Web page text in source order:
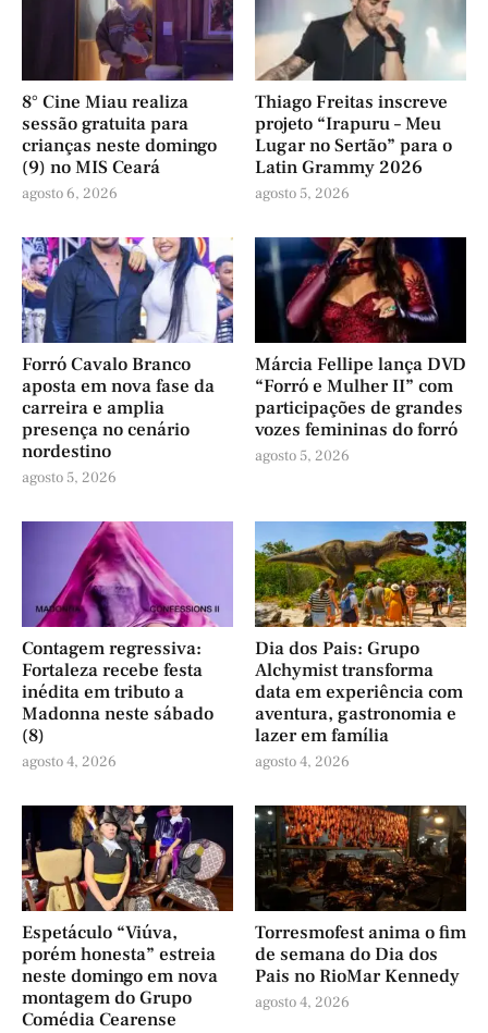
8° Cine Miau realiza
sessão gratuita para
crianças neste domingo
(9) no MIS Ceará
agosto 6, 2026
Thiago Freitas inscreve
projeto “Irapuru – Meu
Lugar no Sertão” para o
Latin Grammy 2026
agosto 5, 2026
Forró Cavalo Branco
aposta em nova fase da
carreira e amplia
presença no cenário
nordestino
agosto 5, 2026
Márcia Fellipe lança DVD
“Forró e Mulher II” com
participações de grandes
vozes femininas do forró
agosto 5, 2026
Contagem regressiva:
Fortaleza recebe festa
inédita em tributo a
Madonna neste sábado
(8)
agosto 4, 2026
Dia dos Pais: Grupo
Alchymist transforma
data em experiência com
aventura, gastronomia e
lazer em família
agosto 4, 2026
Espetáculo “Viúva,
porém honesta” estreia
neste domingo em nova
montagem do Grupo
Comédia Cearense
Torresmofest anima o fim
de semana do Dia dos
Pais no RioMar Kennedy
agosto 4, 2026